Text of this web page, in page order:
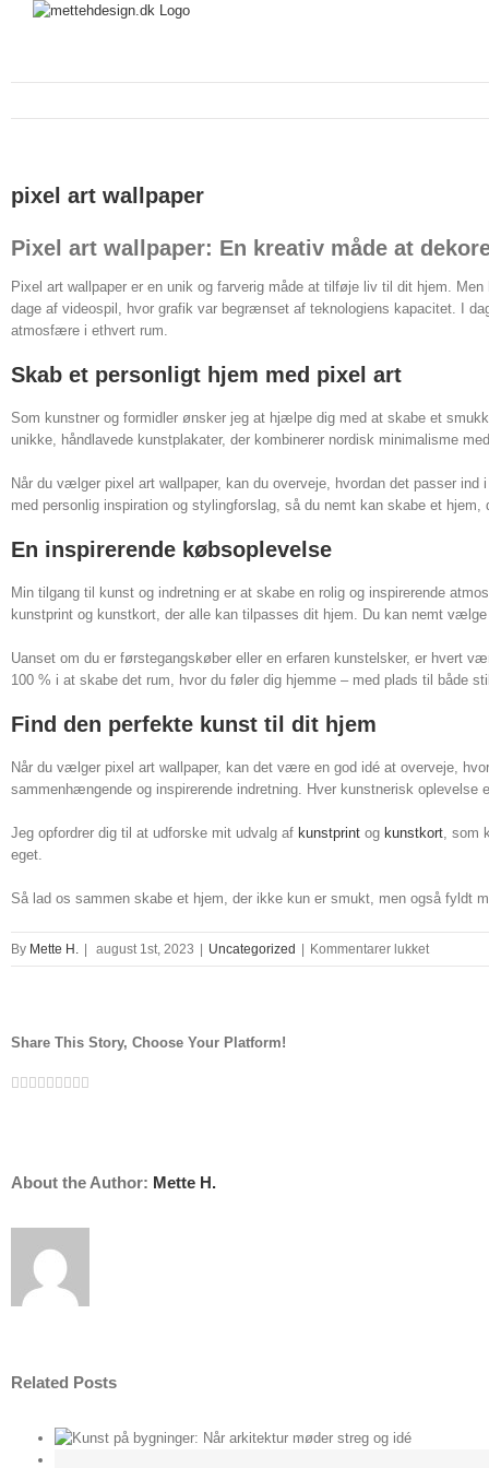
pixel art wallpaper
Pixel art wallpaper: En kreativ måde at
Pixel art wallpaper er en unik og farverig måde at tilføje liv til dit hjem.
dage af videospil, hvor grafik var begrænset af teknologiens kapacitet. I
atmosfære i ethvert rum.
Skab et personligt hjem med pixel art
Som kunstner og formidler ønsker jeg at hjælpe dig med at skabe et
unikke, håndlavede kunstplakater, der kombinerer nordisk minimalisme
Når du vælger pixel art wallpaper, kan du overveje, hvordan det passer
med personlig inspiration og stylingforslag, så du nemt kan skabe et
En inspirerende købsoplevelse
Min tilgang til kunst og indretning er at skabe en rolig og inspirerende
kunstprint og kunstkort, der alle kan tilpasses dit hjem. Du kan nemt
Uanset om du er førstegangskøber eller en erfaren kunstelsker, er hvert
100 % i at skabe det rum, hvor du føler dig hjemme – med plads til både
Find den perfekte kunst til dit hjem
Når du vælger pixel art wallpaper, kan det være en god idé at overveje,
sammenhængende og inspirerende indretning. Hver kunstnerisk
Jeg opfordrer dig til at udforske mit udvalg af kunstprint og kunstkort, som
eget.
Så lad os sammen skabe et hjem, der ikke kun er smukt, men også fyldt
By Mette H. august 1st, 2023 Uncategorized Kommentarer lukkettil
pixel
Share This Story, Choose Your Platform!
Facebook
Twitter
Linkedin
Reddit
Tumblr
Google+
Pinterest
Vk
About the Author: Mette H.
Related Posts